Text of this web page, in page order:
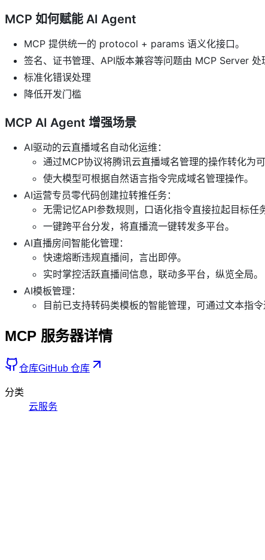
MCP 如何赋能 AI Agent
MCP 提供统一的 protocol + params 语义化接口。
签名、证书管理、API版本兼容等问题由 MCP Server 处
标准化错误处理
降低开发门槛
MCP AI Agent 增强场景
AI驱动的云直播域名自动化运维：
通过MCP协议将腾讯云直播域名管理的操作转化为可
使大模型可根据自然语言指令完成域名管理操作。
AI运营专员零代码创建拉转推任务：
无需记忆API参数规则，口语化指令直接拉起目标任务
一键跨平台分发，将直播流一键转发多平台。
AI直播房间智能化管理：
快速熔断违规直播间，言出即停。
实时掌控活跃直播间信息，联动多平台，纵览全局。
AI模板管理：
目前已支持转码类模板的智能管理，可通过文本指
MCP 服务器详情
仓库GitHub 仓库
分类
云服务